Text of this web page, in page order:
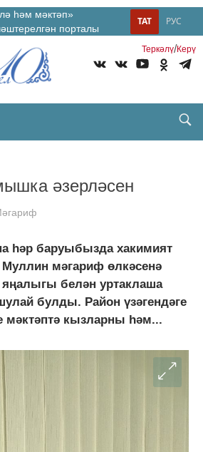
һәм мәктәп»
порталы
РУС
ТАТ
Теркəлү/Керү
әзерләсен
һәр баруыбызда хакимият
мәгариф өлкәсенә
белән уртаклаша
булды. Район үзәгендәге
мәктәптә кызларны һәм...